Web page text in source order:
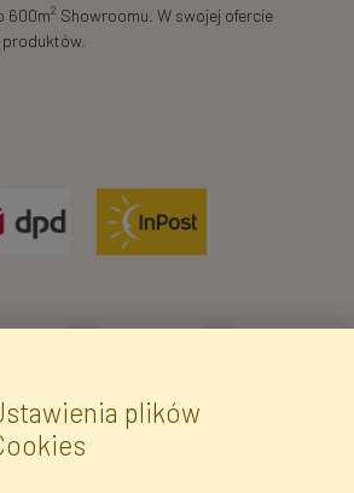
600m2 Showroomu. W swojej ofercie
plików